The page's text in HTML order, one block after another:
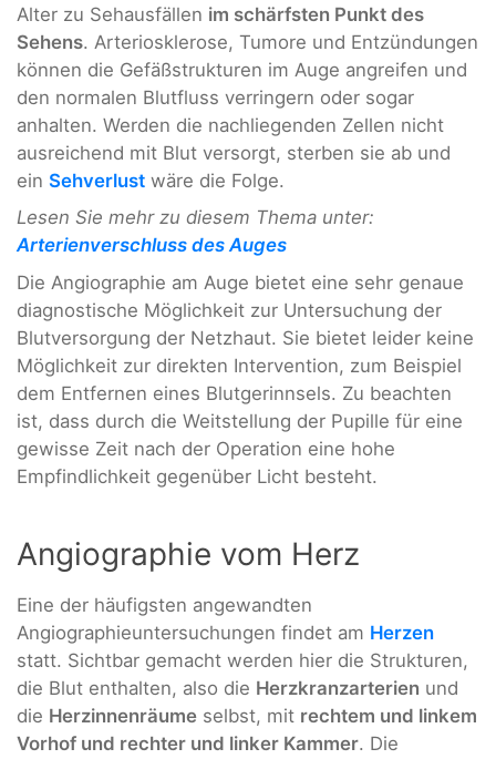
Alter zu Sehausfällen im schärfsten Punkt des
Sehens. Arteriosklerose, Tumore und Entzündungen
können die Gefäßstrukturen im Auge angreifen und
den normalen Blutfluss verringern oder sogar
anhalten. Werden die nachliegenden Zellen nicht
ausreichend mit Blut versorgt, sterben sie ab und
ein Sehverlust wäre die Folge.
Lesen Sie mehr zu diesem Thema unter:
Arterienverschluss des Auges
Die Angiographie am Auge bietet eine sehr genaue
diagnostische Möglichkeit zur Untersuchung der
Blutversorgung der Netzhaut. Sie bietet leider keine
Möglichkeit zur direkten Intervention, zum Beispiel
dem Entfernen eines Blutgerinnsels. Zu beachten
ist, dass durch die Weitstellung der Pupille für eine
gewisse Zeit nach der Operation eine hohe
Empfindlichkeit gegenüber Licht besteht.
Angiographie vom Herz
Eine der häufigsten angewandten
Angiographieuntersuchungen findet am Herzen
statt. Sichtbar gemacht werden hier die Strukturen,
die Blut enthalten, also die Herzkranzarterien und
die Herzinnenräume selbst, mit rechtem und linkem
Vorhof und rechter und linker Kammer. Die